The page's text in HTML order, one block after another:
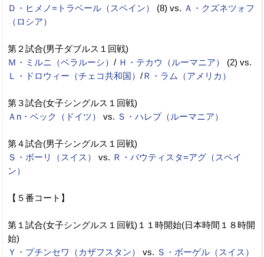
Ｄ・ヒメノ=トラベール（スペイン）
(8) vs. Ａ・クズネツォフ
（ロシア）
第２試合(男子ダブルス１回戦)
Ｍ・ミルニ（ベラルーシ） / Ｈ・テカウ（ルーマニア）
(2) vs.
Ｌ・ドロウィー（チェコ共和国） /Ｒ・ラム（アメリカ）
第３試合(女子シングルス１回戦)
Ａn・ベック（ドイツ）
vs. Ｓ・ハレプ（ルーマニア）
第４試合(男子シングルス１回戦)
Ｓ・ボーリ（スイス）
vs. Ｒ・バウティスタ=アグ（スペイ
ン）
【５番コート】
第１試合(女子シングルス１回戦)１１時開始(日本時間１８時開
始)
Ｙ・プチンセワ（カザフスタン）
vs. Ｓ・ボーゲル（スイス）